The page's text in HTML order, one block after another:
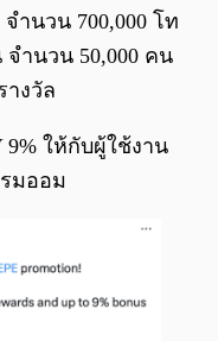
ำนวน 700,000 โท
จำนวน 50,000 คน
างวัล
9% ให้กับผู้ใช้งาน
มออม